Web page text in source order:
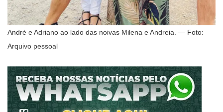
André e Adriano ao lado das noivas Milena e Andreia. — Foto:
Arquivo pessoal